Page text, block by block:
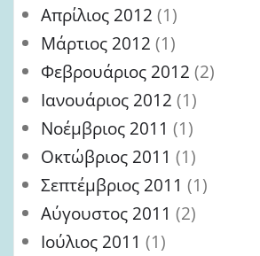
Απρίλιος 2012 (1)
Μάρτιος 2012 (1)
Φεβρουάριος 2012 (2)
Ιανουάριος 2012 (1)
Νοέμβριος 2011 (1)
Οκτώβριος 2011 (1)
Σεπτέμβριος 2011 (1)
Αύγουστος 2011 (2)
Ιούλιος 2011 (1)